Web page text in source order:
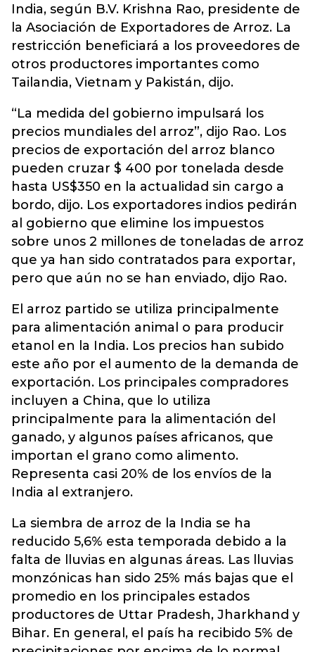
India, según B.V. Krishna Rao, presidente de
la Asociación de Exportadores de Arroz. La
restricción beneficiará a los proveedores de
otros productores importantes como
Tailandia, Vietnam y Pakistán, dijo.
“La medida del gobierno impulsará los
precios mundiales del arroz”, dijo Rao. Los
precios de exportación del arroz blanco
pueden cruzar $ 400 por tonelada desde
hasta US$350 en la actualidad sin cargo a
bordo, dijo. Los exportadores indios pedirán
al gobierno que elimine los impuestos
sobre unos 2 millones de toneladas de arroz
que ya han sido contratados para exportar,
pero que aún no se han enviado, dijo Rao.
El arroz partido se utiliza principalmente
para alimentación animal o para producir
etanol en la India. Los precios han subido
este año por el aumento de la demanda de
exportación. Los principales compradores
incluyen a China, que lo utiliza
principalmente para la alimentación del
ganado, y algunos países africanos, que
importan el grano como alimento.
Representa casi 20% de los envíos de la
India al extranjero.
La siembra de arroz de la India se ha
reducido 5,6% esta temporada debido a la
falta de lluvias en algunas áreas. Las lluvias
monzónicas han sido 25% más bajas que el
promedio en los principales estados
productores de Uttar Pradesh, Jharkhand y
Bihar. En general, el país ha recibido 5% de